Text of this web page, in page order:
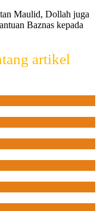
Maulid, Dollah juga
Baznas kepada
artikel